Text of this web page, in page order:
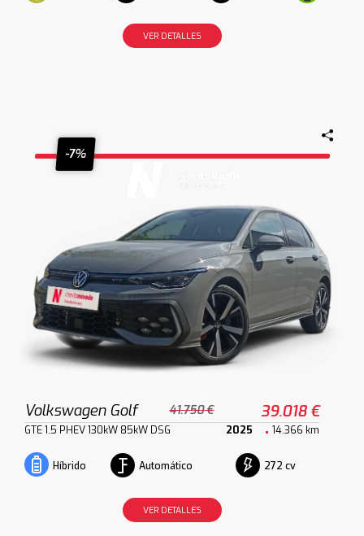
VER DETALLES
-7%
Volkswagen Golf 41.750 € 39.018 €
GTE 1.5 PHEV 130kW 85kW DSG 2025 14.366 km
Híbrido Automático 272 cv
VER DETALLES